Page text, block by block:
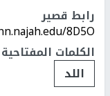
رابط قصير
8D5O/
الكلمات المفتاحية
اللد